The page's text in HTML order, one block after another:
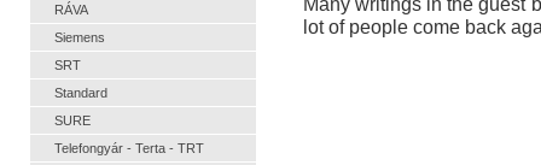
RÁVA
Siemens
SRT
Standard
SURE
Telefongyár - Terta - TRT
lot of people come back